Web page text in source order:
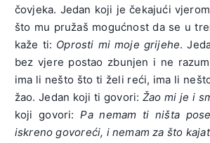
čovjeka. Jedan koji je čekajući
što mu pružaš mogućnost da se u
kaže ti: Oprosti mi moje grijehe.
bez vjere postao zbunjen i ne
ima li nešto što ti želi reći, ima li
žao. Jedan koji ti govori: Žao mi je i
koji govori:Pa nemam ti ništa
iskreno govoreći, i nemam za što